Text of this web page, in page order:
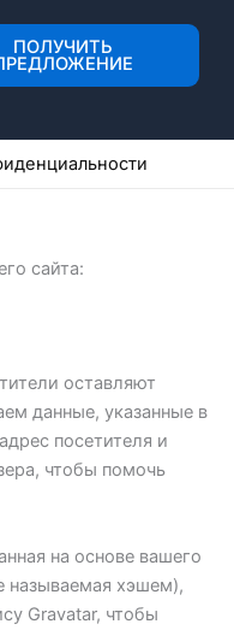
ПОЛУЧИТЬ
сайта:
оставляют
данные, указанные в
посетителя и
чтобы помочь
на основе вашего
называемая хэшем),
Gravatar, чтобы